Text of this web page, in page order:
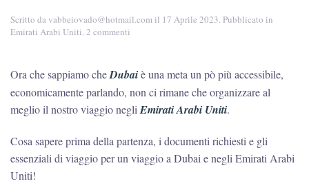
Scritto davabbeiovado@hotmail.com il 17 Aprile 2023. Pubblicato in
Emirati Arabi Uniti. 2 commenti
viaggio
a
Dubai:
cosa
sapere
della
partenza.
Ora che sappiamo cheDubaiè una meta un pò più accessibile,
economicamente parlando, non ci rimane che organizzare al
meglio il nostro viaggio negli Emirati Arabi Uniti.
Cosa sapere prima della partenza, i documenti richiesti e gli
essenziali di viaggio per un viaggio a Dubai e negli Emirati Arabi
Uniti!